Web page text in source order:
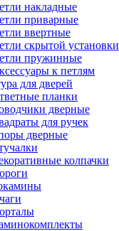
накладные
приварные
ввертные
скрытой установки
пружинные
к петлям
для дверей
планки
дверные
для ручек
дверные
колпачки